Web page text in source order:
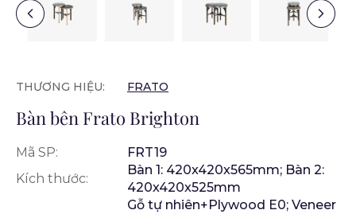
THƯƠNG HIỆU: FRATO
Bàn bên Frato Brighton
Mã SP:
FRT19
Kích thước:
Bàn 1: 420x420x565mm; Bàn 2:
420x420x525mm
Gỗ tự nhiên+Plywood E0; Veneer